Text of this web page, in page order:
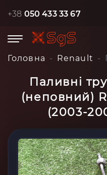
+38 050 433 33 67
Головна Renault
Паливні
(неповний)
(2003-